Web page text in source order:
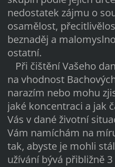
nedostatek zájmu o
osamělost,
beznaděj a
ostatní.
Při čištění Vašeho
na vhodnost
narazím nebo mohu
jaké koncentraci a jak
Vás v dané životní
Vám namíchám na
tak, abyste je mohli
užívání bývá přibližně